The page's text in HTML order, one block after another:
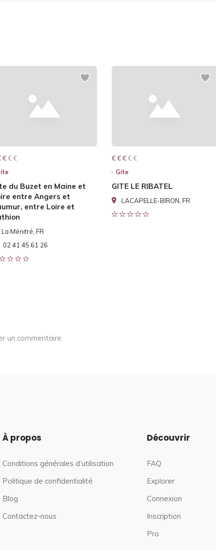
€ € €
€
du Buzet en Maine et
entre Angers et
entre Loire et
La Ménitré, FR
02 41 45 61 26
€ € € € €
€ € €
Gite
GITE LE RIBATEL
LACAPELLE-BIRON, FR
un commentaire.
À propos
Conditions générales d’utilisation
Politique de confidentialité
Blog
Contactez-nous
Découvrir
FAQ
Explorer
Connexion
Inscription
Pro